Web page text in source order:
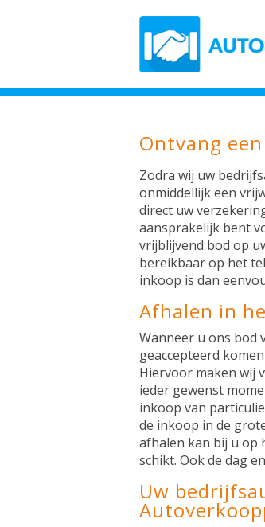
Ontvang
Zodra wij uw
onmiddellijk een
direct uw
aansprakelijk bent
vrijblijvend bod op
bereikbaar op het
inkoop is dan
Afhalen in
Wanneer u ons bod
geaccepteerd
Hiervoor maken wij
ieder gewenst
inkoop van
de inkoop in de
afhalen kan bij u op
schikt. Ook de dag
Uw